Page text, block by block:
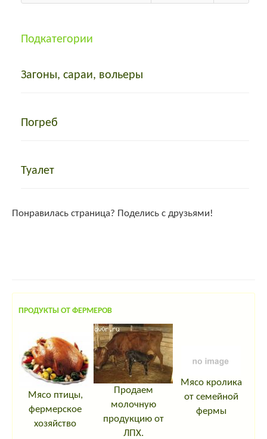
Подкатегории
Загоны, сараи, вольеры
Погреб
Туалет
Понравилась страница? Поделись с друзьями!
ПРОДУКТЫ ОТ ФЕРМЕРОВ
Мясо птицы,
фермерское
хозяйство
Продаем
молочную
продукцию от
ЛПХ.
Мясо кролика
от семейной
фермы